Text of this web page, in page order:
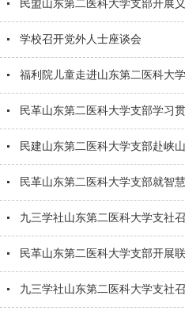
民盟山东第二医科大学支部开展
学校召开党外人士座谈会
福利院儿童走进山东第二医科大学
民革山东第二医科大学支部学习
民建山东第二医科大学支部赴峡
民革山东第二医科大学支部就智
九三学社山东第二医科大学支社
民革山东第二医科大学支部开展
九三学社山东第二医科大学支社